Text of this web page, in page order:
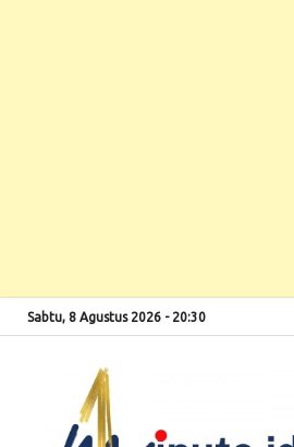
Sabtu, 8 Agustus 2026 - 20:30